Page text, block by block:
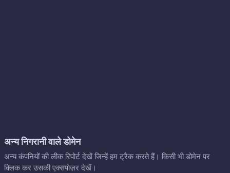
अन्य निगरानी वाले डोमेन
अन्य कंपनियों की लीक रिपोर्ट देखें जिन्हें हम ट्रैक करते हैं। किसी भी डोमेन पर
क्लिक कर उसकी एक्सपोज़र देखें।